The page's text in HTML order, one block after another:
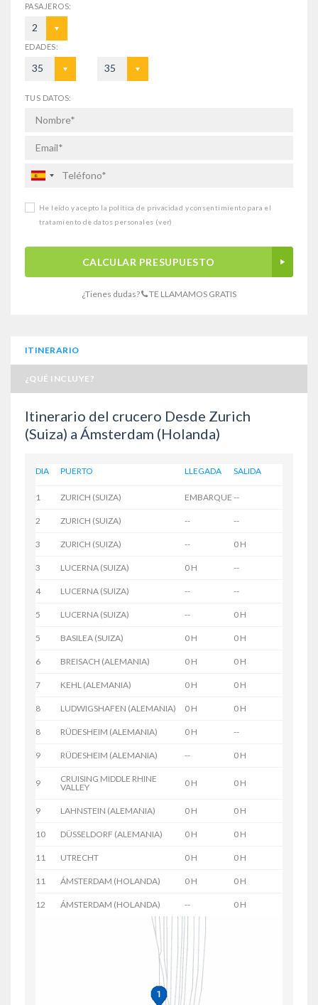
PASAJEROS:
2
EDADES:
35 35
TUS DATOS:
He leído y acepto la política de privacidad y consentimiento para el
tratamiento de datos personales (ver)
CALCULAR PRESUPUESTO
¿Tienes dudas? TE LLAMAMOS GRATIS
ITINERARIO
¿QUÉ INCLUYE?
Itinerario del crucero Desde Zurich
(Suiza) a Ámsterdam (Holanda)
DIA PUERTO LLEGADA SALIDA
1 ZURICH (SUIZA) EMBARQUE --
2 ZURICH (SUIZA) -- --
3 ZURICH (SUIZA) -- 0 H
3 LUCERNA (SUIZA) 0 H --
4 LUCERNA (SUIZA) -- --
5 LUCERNA (SUIZA) -- 0 H
5 BASILEA (SUIZA) 0 H 0 H
6 BREISACH (ALEMANIA) 0 H 0 H
7 KEHL (ALEMANIA) 0 H 0 H
8 LUDWIGSHAFEN (ALEMANIA) 0 H 0 H
8 RÜDESHEIM (ALEMANIA) 0 H --
9 RÜDESHEIM (ALEMANIA) -- 0 H
9
CRUISING MIDDLE RHINE
VALLEY
0 H 0 H
9 LAHNSTEIN (ALEMANIA) 0 H 0 H
10 DÜSSELDORF (ALEMANIA) 0 H 0 H
11 UTRECHT 0 H 0 H
11 ÁMSTERDAM (HOLANDA) 0 H 0 H
12 ÁMSTERDAM (HOLANDA) -- 0 H